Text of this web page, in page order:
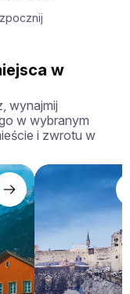
w
wynajmij
w wybranym
i zwrotu w